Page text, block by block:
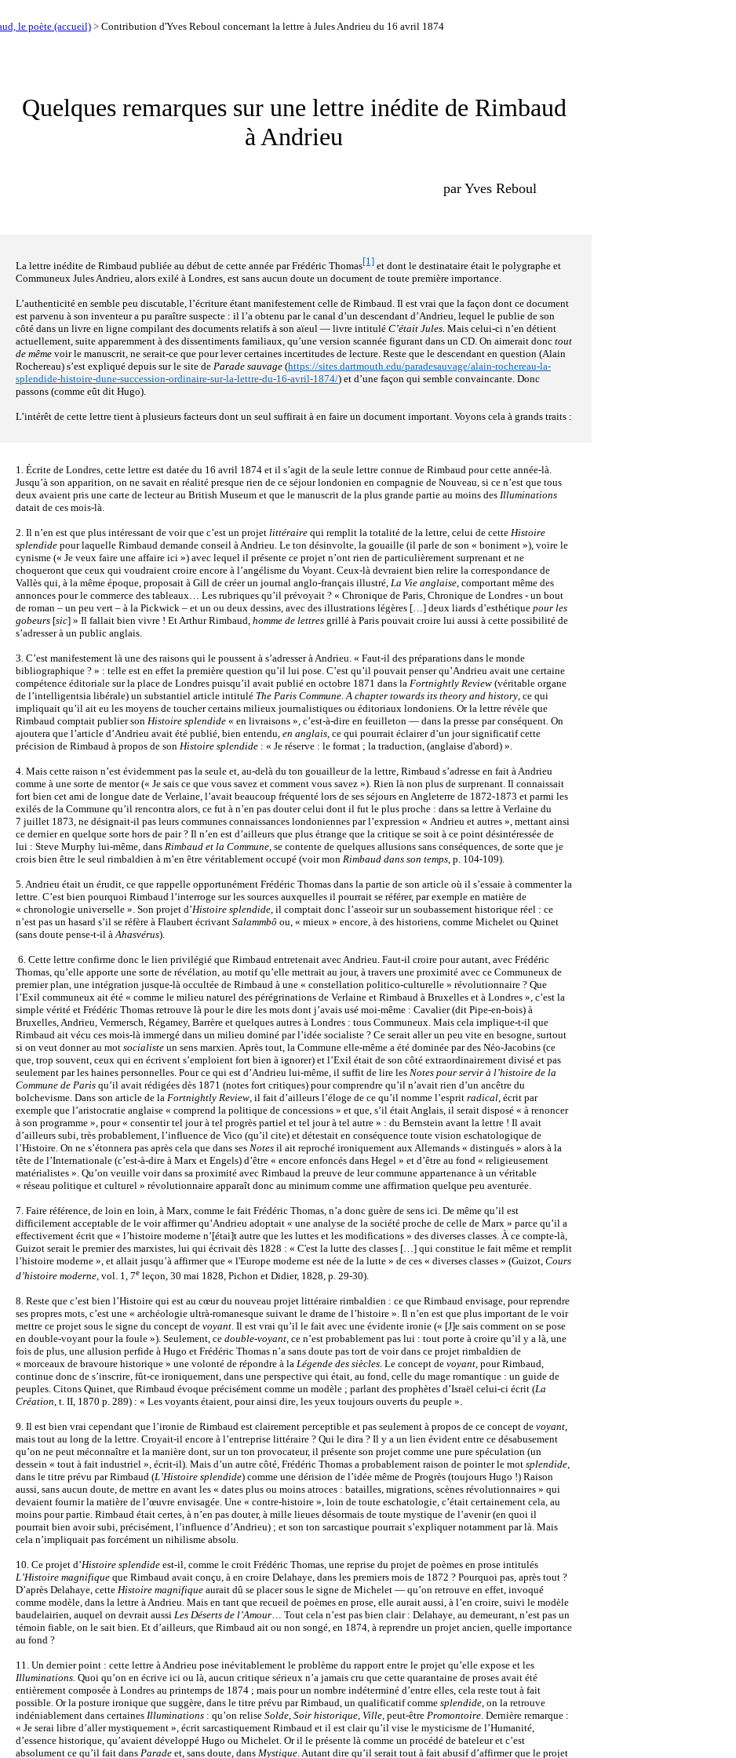
le poète (accueil) > Contribution d'Yves Reboul concernant la lettre à Jules Andrieu du 16 avril 1874
Quelques remarques sur une lettre inédite de Rimbaud
à Andrieu
par Yves Reboul
La lettre inédite de Rimbaud publiée au début de cette année par Frédéric Thomas[1] et dont le destinataire était le polygraphe et
Communeux Jules Andrieu, alors exilé à Londres, est sans aucun doute un document de toute première importance.
L’authenticité en semble peu discutable, l’écriture étant manifestement celle de Rimbaud. Il est vrai que la façon dont ce document
est parvenu à son inventeur a pu paraître suspecte : il l’a obtenu par le canal d’un descendant d’Andrieu, lequel le publie de son
côté dans un livre en ligne compilant des documents relatifs à son aïeul ― livre intitulé C’était Jules. Mais celui-ci n’en détient
actuellement, suite apparemment à des dissentiments familiaux, qu’une version scannée figurant dans un CD. On aimerait donc tout
de même voir le manuscrit, ne serait-ce que pour lever certaines incertitudes de lecture. Reste que le descendant en question (Alain
Rochereau) s’est expliqué depuis sur le site de Parade sauvage (https://sites.dartmouth.edu/paradesauvage/alain-rochereau-la-
splendide-histoire-dune-succession-ordinaire-sur-la-lettre-du-16-avril-1874/) et d’une façon qui semble convaincante. Donc
passons (comme eût dit Hugo).
L’intérêt de cette lettre tient à plusieurs facteurs dont un seul suffirait à en faire un document important. Voyons cela à grands traits :
1. Écrite de Londres, cette lettre est datée du 16 avril 1874 et il s’agit de la seule lettre connue de Rimbaud pour cette année-là.
Jusqu’à son apparition, on ne savait en réalité presque rien de ce séjour londonien en compagnie de Nouveau, si ce n’est que tous
deux avaient pris une carte de lecteur au British Museum et que le manuscrit de la plus grande partie au moins des Illuminations
datait de ces mois-là.
2. Il n’en est que plus intéressant de voir que c’est un projet littéraire qui remplit la totalité de la lettre, celui de cette Histoire
splendide pour laquelle Rimbaud demande conseil à Andrieu. Le ton désinvolte, la gouaille (il parle de son « boniment »), voire le
cynisme (« Je veux faire une affaire ici ») avec lequel il présente ce projet n’ont rien de particulièrement surprenant et ne
choqueront que ceux qui voudraient croire encore à l’angélisme du Voyant. Ceux-là devraient bien relire la correspondance de
Vallès qui, à la même époque, proposait à Gill de créer un journal anglo-français illustré, La Vie anglaise, comportant même des
annonces pour le commerce des tableaux… Les rubriques qu’il prévoyait ? « Chronique de Paris, Chronique de Londres - un bout
de roman – un peu vert – à la Pickwick – et un ou deux dessins, avec des illustrations légères […] deux liards d’esthétique pour les
gobeurs [sic] » Il fallait bien vivre ! Et Arthur Rimbaud, homme de lettres grillé à Paris pouvait croire lui aussi à cette possibilité de
s’adresser à un public anglais.
3. C’est manifestement là une des raisons qui le poussent à s’adresser à Andrieu. « Faut-il des préparations dans le monde
bibliographique ? » : telle est en effet la première question qu’il lui pose. C’est qu’il pouvait penser qu’Andrieu avait une certaine
compétence éditoriale sur la place de Londres puisqu’il avait publié en octobre 1871 dans la Fortnightly Review (véritable organe
de l’intelligentsia libérale) un substantiel article intitulé The Paris Commune. A chapter towards its theory and history, ce qui
impliquait qu’il ait eu les moyens de toucher certains milieux journalistiques ou éditoriaux londoniens. Or la lettre révèle que
Rimbaud comptait publier son Histoire splendide « en livraisons », c’est-à-dire en feuilleton ― dans la presse par conséquent. On
ajoutera que l’article d’Andrieu avait été publié, bien entendu, en anglais, ce qui pourrait éclairer d’un jour significatif cette
précision de Rimbaud à propos de son Histoire splendide : « Je réserve : le format ; la traduction, (anglaise d'abord) ».
4. Mais cette raison n’est évidemment pas la seule et, au-delà du ton gouailleur de la lettre, Rimbaud s’adresse en fait à Andrieu
comme à une sorte de mentor (« Je sais ce que vous savez et comment vous savez »). Rien là non plus de surprenant. Il connaissait
fort bien cet ami de longue date de Verlaine, l’avait beaucoup fréquenté lors de ses séjours en Angleterre de 1872-1873 et parmi les
exilés de la Commune qu’il rencontra alors, ce fut à n’en pas douter celui dont il fut le plus proche : dans sa lettre à Verlaine du
7 juillet 1873, ne désignait-il pas leurs communes connaissances londoniennes par l’expression « Andrieu et autres », mettant ainsi
ce dernier en quelque sorte hors de pair ? Il n’en est d’ailleurs que plus étrange que la critique se soit à ce point désintéressée de
lui : Steve Murphy lui-même, dans Rimbaud et la Commune, se contente de quelques allusions sans conséquences, de sorte que je
crois bien être le seul rimbaldien à m’en être véritablement occupé (voir mon Rimbaud dans son temps, p. 104-109).
5. Andrieu était un érudit, ce que rappelle opportunément Frédéric Thomas dans la partie de son article où il s’essaie à commenter la
lettre. C’est bien pourquoi Rimbaud l’interroge sur les sources auxquelles il pourrait se référer, par exemple en matière de
« chronologie universelle ». Son projet d’Histoire splendide, il comptait donc l’asseoir sur un soubassement historique réel : ce
n’est pas un hasard s’il se réfère à Flaubert écrivant Salammbô ou, « mieux » encore, à des historiens, comme Michelet ou Quinet
(sans doute pense-t-il àAhasvérus).
6. Cette lettre confirme donc le lien privilégié que Rimbaud entretenait avec Andrieu. Faut-il croire pour autant, avec Frédéric
Thomas, qu’elle apporte une sorte de révélation, au motif qu’elle mettrait au jour, à travers une proximité avec ce Communeux de
premier plan, une intégration jusque-là occultée de Rimbaud à une « constellation politico-culturelle » révolutionnaire ? Que
l’Exil communeux ait été « comme le milieu naturel des pérégrinations de Verlaine et Rimbaud à Bruxelles et à Londres », c’est la
simple vérité et Frédéric Thomas retrouve là pour le dire les mots dont j’avais usé moi-même : Cavalier (dit Pipe-en-bois) à
Bruxelles, Andrieu, Vermersch, Régamey, Barrère et quelques autres à Londres : tous Communeux. Mais cela implique-t-il que
Rimbaud ait vécu ces mois-là immergé dans un milieu dominé par l’idée socialiste ? Ce serait aller un peu vite en besogne, surtout
si on veut donner au mot socialiste un sens marxien. Après tout, la Commune elle-même a été dominée par des Néo-Jacobins (ce
que, trop souvent, ceux qui en écrivent s’emploient fort bien à ignorer) et l’Exil était de son côté extraordinairement divisé et pas
seulement par les haines personnelles. Pour ce qui est d’Andrieu lui-même, il suffit de lire les Notes pour servir à l’histoire de la
Commune de Paris qu’il avait rédigées dès 1871 (notes fort critiques) pour comprendre qu’il n’avait rien d’un ancêtre du
bolchevisme. Dans son article de la Fortnightly Review, il fait d’ailleurs l’éloge de ce qu’il nomme l’esprit radical, écrit par
exemple que l’aristocratie anglaise « comprend la politique de concessions » et que, s’il était Anglais, il serait disposé « à renoncer
à son programme », pour « consentir tel jour à tel progrès partiel et tel jour à tel autre » : du Bernstein avant la lettre ! Il avait
d’ailleurs subi, très probablement, l’influence de Vico (qu’il cite) et détestait en conséquence toute vision eschatologique de
l’Histoire. On ne s’étonnera pas après cela que dans ses Notes il ait reproché ironiquement aux Allemands « distingués » alors à la
tête de l’Internationale (c’est-à-dire à Marx et Engels) d’être « encore enfoncés dans Hegel » et d’être au fond « religieusement
matérialistes ». Qu’on veuille voir dans sa proximité avec Rimbaud la preuve de leur commune appartenance à un véritable
« réseau politique et culturel » révolutionnaire apparaît donc au minimum comme une affirmation quelque peu aventurée.
7. Faire référence, de loin en loin, à Marx, comme le fait Frédéric Thomas, n’a donc guère de sens ici. De même qu’il est
difficilement acceptable de le voir affirmer qu’Andrieu adoptait « une analyse de la société proche de celle de Marx » parce qu’il a
effectivement écrit que « l’histoire moderne n’[étai]t autre que les luttes et les modifications » des diverses classes. Àce compte-là,
Guizot serait le premier des marxistes, lui qui écrivait dès 1828 : « C'est la lutte des classes […] qui constitue le fait même et remplit
l’histoire moderne », et allait jusqu’à affirmer que « l'Europe moderne est née de la lutte » de ces « diverses classes » (Guizot, Cours
d’histoire moderne, vol. 1, 7e leçon, 30 mai 1828, Pichon et Didier, 1828, p. 29-30).
8. Reste que c’est bien l’Histoire qui est au cœur du nouveau projet littéraire rimbaldien : ce que Rimbaud envisage, pour reprendre
ses propres mots, c’est une « archéologie ultrà-romanesque suivant le drame de l’histoire ». Il n’en est que plus important de le voir
mettre ce projet sous le signe du concept de voyant. Il est vrai qu’il le fait avec une évidente ironie (« [J]e sais comment on se pose
en double-voyant pour la foule »). Seulement, ce double-voyant, ce n’est probablement pas lui : tout porte à croire qu’il y a là, une
fois de plus, une allusion perfide à Hugo et Frédéric Thomas n’a sans doute pas tort de voir dans ce projet rimbaldien de
« morceaux de bravoure historique » une volonté de répondre à la Légende des siècles. Le concept de voyant, pour Rimbaud,
continue donc de s’inscrire, fût-ce ironiquement, dans une perspective qui était, au fond, celle du mage romantique : un guide de
peuples. Citons Quinet, que Rimbaud évoque précisément comme un modèle ; parlant des prophètes d’Israël celui-ci écrit (La
Création, t. II, 1870 p. 289) : « Les voyants étaient, pour ainsi dire, les yeux toujours ouverts du peuple ».
9. Il est bien vrai cependant que l’ironie de Rimbaud est clairement perceptible et pas seulement à propos de ce concept de voyant,
mais tout au long de la lettre. Croyait-il encore à l’entreprise littéraire ? Qui le dira ? Il y a un lien évident entre ce désabusement
qu’on ne peut méconnaître et la manière dont, sur un ton provocateur, il présente son projet comme une pure spéculation (un
dessein « tout à fait industriel », écrit-il). Mais d’un autre côté, Frédéric Thomas a probablement raison de pointer le mot splendide,
dans le titre prévu par Rimbaud (L’Histoire splendide) comme une dérision de l’idée même de Progrès (toujours Hugo !) Raison
aussi, sans aucun doute, de mettre en avant les « dates plus ou moins atroces : batailles, migrations, scènes révolutionnaires » qui
devaient fournir la matière de l’œuvre envisagée. Une « contre-histoire », loin de toute eschatologie, c’était certainement cela, au
moins pour partie. Rimbaud était certes, à n’en pas douter, à mille lieues désormais de toute mystique de l’avenir (en quoi il
pourrait bien avoir subi, précisément, l’influence d’Andrieu) ; et son ton sarcastique pourrait s’expliquer notamment par là. Mais
cela n’impliquait pas forcément un nihilisme absolu.
10. Ce projet d’Histoire splendide est-il, comme le croit Frédéric Thomas, une reprise du projet de poèmes en prose intitulés
L’Histoire magnifique que Rimbaud avait conçu, à en croire Delahaye, dans les premiers mois de 1872 ? Pourquoi pas, après tout ?
D’après Delahaye, cette Histoire magnifique aurait dû se placer sous le signe de Michelet ― qu’on retrouve en effet, invoqué
comme modèle, dans la lettre à Andrieu. Mais en tant que recueil de poèmes en prose, elle aurait aussi, à l’en croire, suivi le modèle
baudelairien, auquel on devrait aussi Les Déserts de l’Amour… Tout cela n’est pas bien clair : Delahaye, au demeurant, n’est pas un
témoin fiable, on le sait bien. Et d’ailleurs, que Rimbaud ait ou non songé, en 1874, à reprendre un projet ancien, quelle importance
au fond ?
11. Un dernier point : cette lettre à Andrieu pose inévitablement le problème du rapport entre le projet qu’elle expose et les
Illuminations. Quoi qu’on en écrive ici ou là, aucun critique sérieux n’a jamais cru que cette quarantaine de proses avait été
entièrement composée à Londres au printemps de 1874 ; mais pour un nombre indéterminé d’entre elles, cela reste tout à fait
possible. Or la posture ironique que suggère, dans le titre prévu par Rimbaud, un qualificatif comme splendide, on la retrouve
indéniablement dans certaines Illuminations : qu’on relise Solde, Soir historique, Ville, peut-être Promontoire. Dernière remarque :
« Je serai libre d’aller mystiquement », écrit sarcastiquement Rimbaud et il est clair qu’il vise le mysticisme de l’Humanité,
d’essence historique, qu’avaient développé Hugo ou Michelet. Or il le présente là comme un procédé de bateleur et c’est
absolument ce qu’il fait dans Parade et, sans doute, dans Mystique. Autant dire qu’il serait tout à fait abusif d’affirmer que le projet